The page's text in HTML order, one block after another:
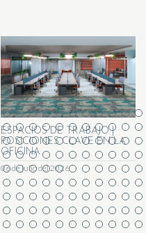
ESPACIOS DE TRABAJO |
POSICIONES CLAVE EN LA
OFICINA
06 de julio del 2026